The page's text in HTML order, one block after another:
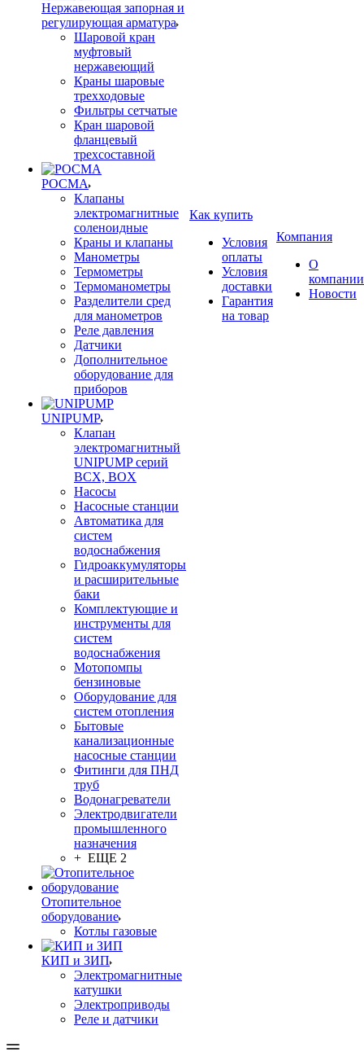
Нержавеющая запорная и
регулирующая арматура
Шаровой кран
муфтовый
нержавеющий
Краны шаровые
трехходовые
Фильтры сетчатые
Кран шаровой
фланцевый
трехсоставной
РОСМА
Клапаны
электромагнитные
соленоидные
Краны и клапаны
Манометры
Термометры
Термоманометры
Разделители сред
для манометров
Реле давления
Датчики
Дополнительное
оборудование для
приборов
UNIPUMP
Клапан
электромагнитный
UNIPUMP серий
BCX, BOX
Насосы
Насосные станции
Автоматика для
систем
водоснабжения
Гидроаккумуляторы
и расширительные
баки
Комплектующие и
инструменты для
систем
водоснабжения
Мотопомпы
бензиновые
Оборудование для
систем отопления
Бытовые
канализационные
насосные станции
Фитинги для ПНД
труб
Водонагреватели
Электродвигатели
промышленного
назначения
+ ЕЩЕ 2
Отопительное
оборудование
Котлы газовые
КИП и ЗИП
Электромагнитные
катушки
Электроприводы
Реле и датчики
Как купить
Условия
оплаты
Условия
доставки
Гарантия
на товар
Компания
О
компании
Новости